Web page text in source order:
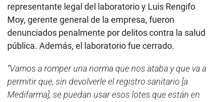
representante legal del laboratorio y Luis Rengifo
Moy, gerente general de la empresa, fueron
denunciados penalmente por delitos contra la salud
pública. Además, el laboratorio fue cerrado.
“Vamos a romper una norma que nos ataba y que va a
permitir que, sin devolverle el registro sanitario [a
Medifarma], se puedan usar esos lotes que están en